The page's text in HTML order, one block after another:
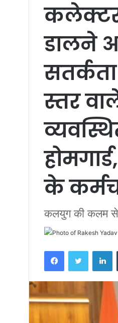
कलेक्टर
डालने
स्तर
के
कलयुग की कलम से